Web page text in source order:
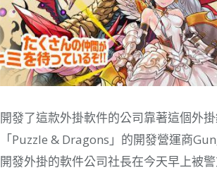
開發了這款外掛軟件的公司靠著這個外
「Puzzle & Dragons」的開發營運商
開發外掛的軟件公司社長在今天早上被